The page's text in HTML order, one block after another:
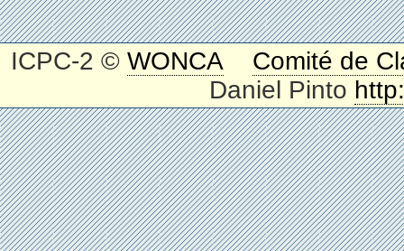
ICPC-2 ©WONCA
Comité de
Daniel Pinto